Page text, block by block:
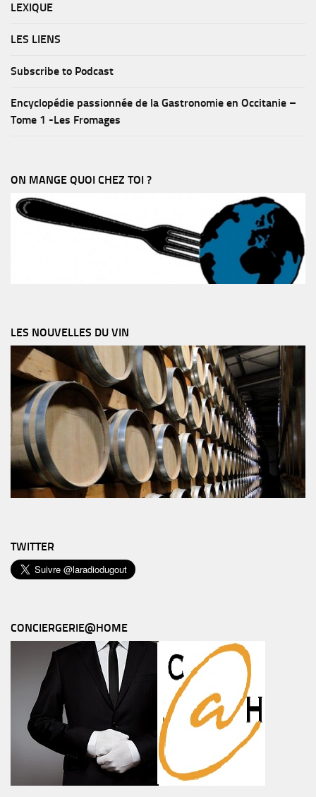
LEXIQUE
LES LIENS
Subscribe to Podcast
Encyclopédie passionnée de la Gastronomie en Occitanie –
Tome 1 -Les Fromages
ON MANGE QUOI CHEZ TOI ?
LES NOUVELLES DU VIN
TWITTER
CONCIERGERIE@HOME